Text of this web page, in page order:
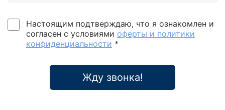
Настоящим подтверждаю, что я ознакомлен и
согласен с условиями оферты и политики
конфиденциальности *
Жду звонка!